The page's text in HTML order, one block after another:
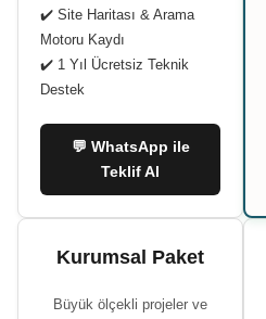
✔️ Site Haritası & Arama
Motoru Kaydı
✔️ 1 Yıl Ücretsiz Teknik
Destek
💬 WhatsApp ile
Teklif Al
Kurumsal Paket
Büyük ölçekli projeler ve